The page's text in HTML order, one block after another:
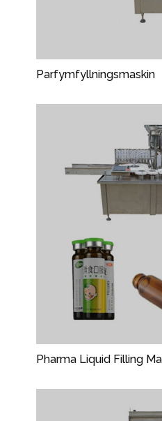
Parfymfyllningsmaskin
Pharma Liquid Filling